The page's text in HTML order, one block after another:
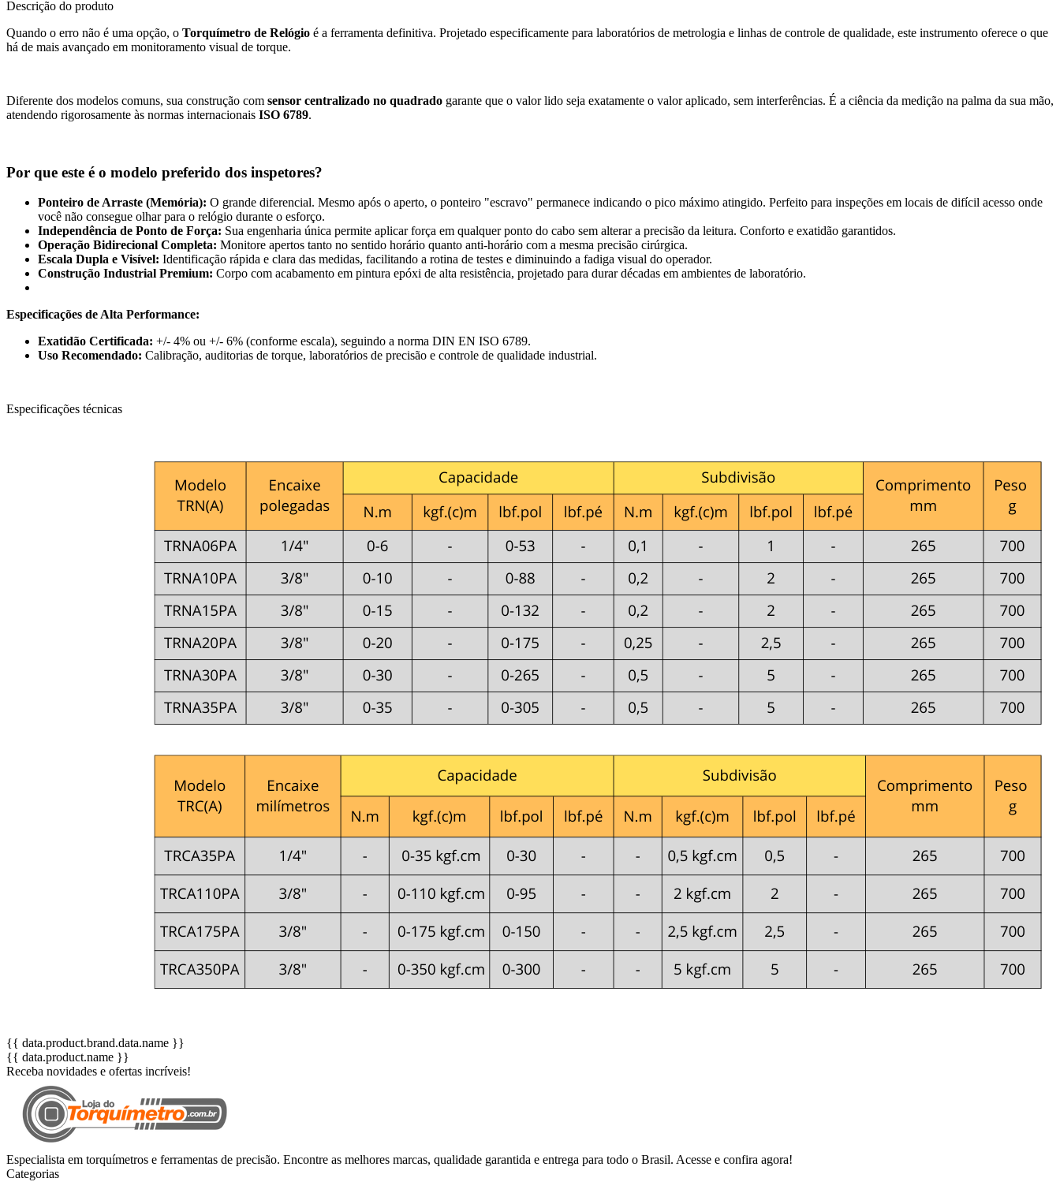
Descrição do produto
Quando o erro não é uma opção, o Torquímetro de Relógio é a ferramenta definitiva. Projetado especificamente para laboratórios de metrologia e linhas de controle de qualidade, este instrumento oferece o que
há de mais avançado em monitoramento visual de torque.
Diferente dos modelos comuns, sua construção com sensor centralizado no quadrado garante que o valor lido seja exatamente o valor aplicado, sem interferências. É a ciência da medição na palma da sua mão,
atendendo rigorosamente às normas internacionais ISO 6789.
Por que este é o modelo preferido dos inspetores?
Ponteiro de Arraste (Memória): O grande diferencial. Mesmo após o aperto, o ponteiro "escravo" permanece indicando o pico máximo atingido. Perfeito para inspeções em locais de difícil acesso onde
você não consegue olhar para o relógio durante o esforço.
Independência de Ponto de Força: Sua engenharia única permite aplicar força em qualquer ponto do cabo sem alterar a precisão da leitura. Conforto e exatidão garantidos.
Operação Bidirecional Completa: Monitore apertos tanto no sentido horário quanto anti-horário com a mesma precisão cirúrgica.
Escala Dupla e Visível: Identificação rápida e clara das medidas, facilitando a rotina de testes e diminuindo a fadiga visual do operador.
Construção Industrial Premium: Corpo com acabamento em pintura epóxi de alta resistência, projetado para durar décadas em ambientes de laboratório.
Especificações de Alta Performance:
Exatidão Certificada: +/- 4% ou +/- 6% (conforme escala), seguindo a norma DIN EN ISO 6789.
Uso Recomendado: Calibração, auditorias de torque, laboratórios de precisão e controle de qualidade industrial.
Especificações técnicas
{{ data.product.brand.data.name }}
{{ data.product.name }}
Receba novidades e ofertas incríveis!
Especialista em torquímetros e ferramentas de precisão. Encontre as melhores marcas, qualidade garantida e entrega para todo o Brasil. Acesse e confira agora!
Categorias